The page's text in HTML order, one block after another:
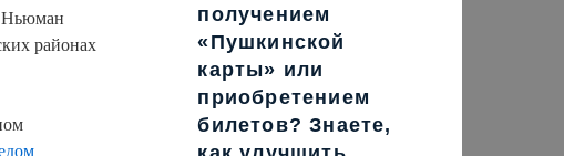
Ньюман
районах
получением
«Пушкинской
карты» или
приобретением
билетов? Знаете,